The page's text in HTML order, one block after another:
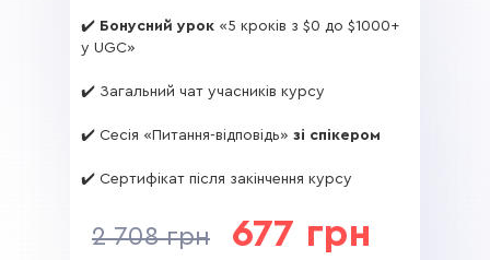
✔️ Бонусний урок «5 кроків з $0 до $1000+
у UGC»
✔️ Загальний чат учасників курсу
✔️ Сесія «Питання-відповідь» зі спікером
✔️ Сертифікат після закінчення курсу
2 708 грн 677 грн